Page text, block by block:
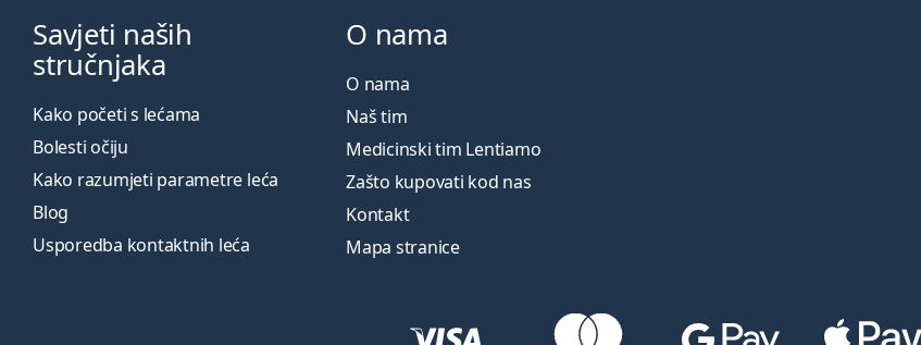
Savjeti naših
stručnjaka
Kako početi s lećama
Bolesti očiju
Kako razumjeti parametre leća
Blog
Usporedba kontaktnih leća
O nama
O nama
Naš tim
Medicinski tim Lentiamo
Zašto kupovati kod nas
Kontakt
Mapa stranice